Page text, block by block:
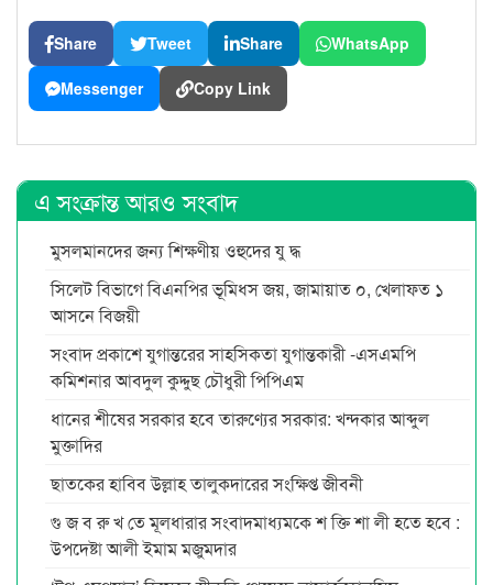
Share Tweet Share WhatsApp
Messenger Copy Link
এ সংক্রান্ত আরও সংবাদ
মুসলমানদের জন্য শিক্ষণীয় ওহুদের যু দ্ধ
সিলেট বিভাগে বিএনপির ভূমিধস জয়, জামায়াত ০, খেলাফত ১
আসনে বিজয়ী
সংবাদ প্রকাশে যুগান্তরের সাহসিকতা যুগান্তকারী -এসএমপি
কমিশনার আবদুল কুদ্দুছ চৌধুরী পিপিএম
ধানের শীষের সরকার হবে তারুণ্যের সরকার: খন্দকার আব্দুল
মুক্তাদির
ছাতকের হাবিব উল্লাহ তালুকদারের সংক্ষিপ্ত জীবনী
গু জ ব রু খ তে মূলধারার সংবাদমাধ্যমকে শ ক্তি শা লী হতে হবে :
উপদেষ্টা আলী ইমাম মজুমদার